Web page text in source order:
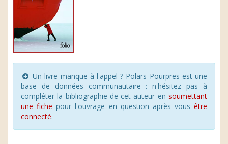
Un livre manque à l'appel ? Polars Pourpres est une
base de données communautaire : n'hésitez pas à
compléter la bibliographie de cet auteur en soumettant
une fiche pour l'ouvrage en question après vous être
connecté.